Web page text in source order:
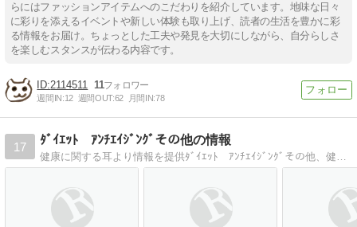
らにはファッションアイテムへのこだわりを紹介しています。地味な日々
に彩りを添えるイベントや新しい体験も取り上げ、読者の生活を豊かに彩
る情報をお届け。ちょっとした工夫や発見を大切にしながら、自分らしさ
を楽しむスタンスが伝わる内容です。
2114511 11
週間IN:12 週間OUT:62 月間IN:78
17
ﾀﾞｲｴｯﾄ ｱﾝﾁｴｲｼﾞﾝｸﾞその他の情報